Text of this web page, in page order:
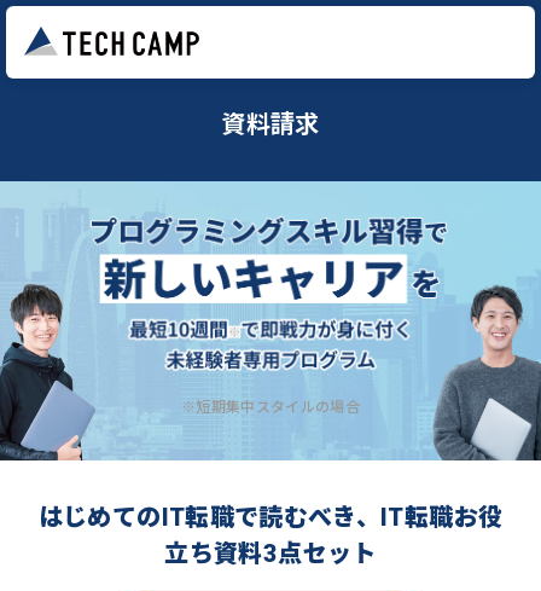
資料請求
※短期集中スタイルの場合
はじめてのIT転職で読むべき、IT転職お役
立ち資料3点セット